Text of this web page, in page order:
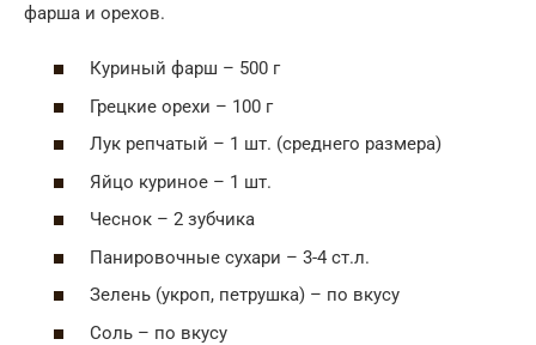
фарша и орехов.
Куриный фарш – 500 г
Грецкие орехи – 100 г
Лук репчатый – 1 шт. (среднего размера)
Яйцо куриное – 1 шт.
Чеснок – 2 зубчика
Панировочные сухари – 3-4 ст.л.
Зелень (укроп, петрушка) – по вкусу
Соль – по вкусу